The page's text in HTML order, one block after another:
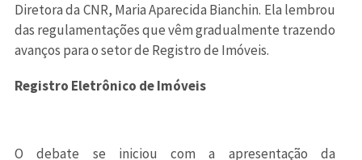
Diretora da CNR, Maria Aparecida Bianchin. Ela lembrou
das regulamentações que vêm gradualmente trazendo
avanços para o setor de Registro de Imóveis.
Registro Eletrônico de Imóveis
O debate se iniciou com a apresentação da